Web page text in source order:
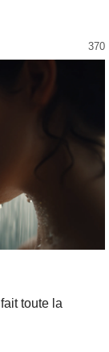
370
toute la